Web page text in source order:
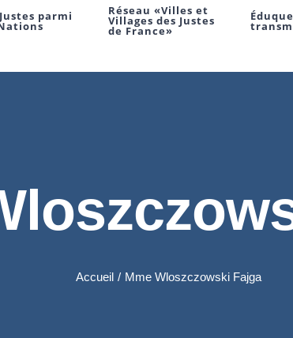
parmi Réseau «Villes et
Villages des Justes
de France»
Accueil / Mme Wloszczowski Fajga